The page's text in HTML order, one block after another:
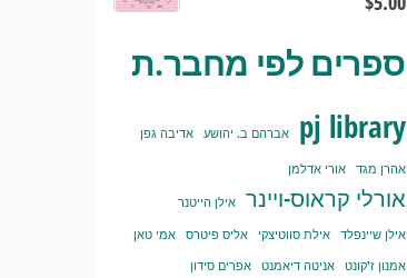
ספרים לפי מחבר.ת
pj library אברהם ב. יהושע אדיבה גפן
אהרן מגד אורי אדלמן
אורלי קראוס-ויינר אילן הייטנר
אילן שיינפלד אילת סווטיצקי אליס פיטרס
אמי טאן
אמנון ז'קונט
אניטה דיאמנט אפרים סידון